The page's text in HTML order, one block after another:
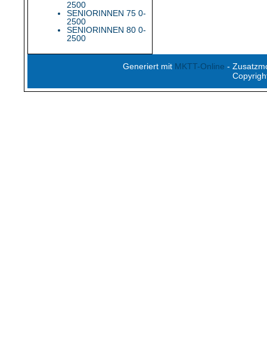
2500
SENIORINNEN 75 0-
2500
SENIORINNEN 80 0-
2500
Generiert mit MKTT-Online -